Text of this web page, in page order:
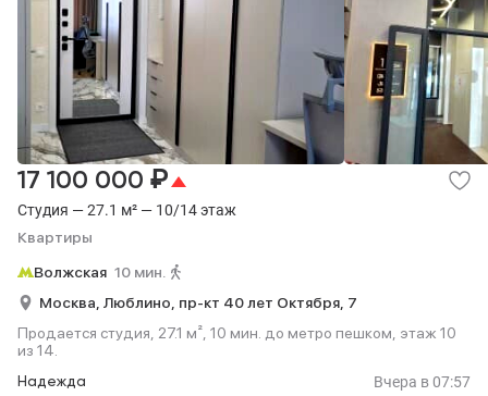
Студия — 27.1 м² — 10/14 этаж
Квартиры
17 100 000 ₽
Волжская 10 мин.
Москва, Люблино, пр-кт 40 лет Октября, 7
Продается студия, 27.1 м², 10 мин. до метро пешком, этаж 10
из 14.
Надежда Вчера в 07:57